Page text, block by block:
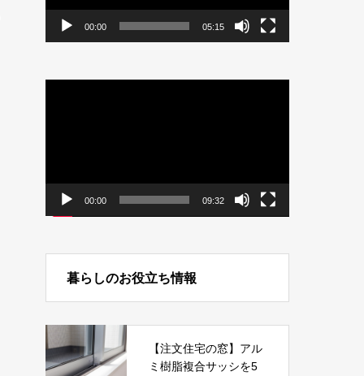
00:00 05:15
動
00:00 09:32
暮らしのお役立ち情報
【注文住宅の窓】アル
ミ樹脂複合サッシを5